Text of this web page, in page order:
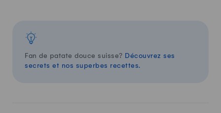
Fan de patate douce suisse? Découvrez ses
secrets et nos superbes recettes.